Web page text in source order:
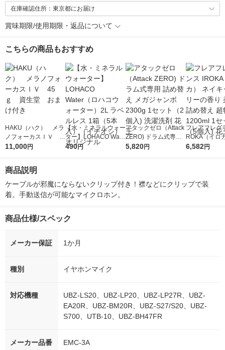
在庫確認住所：東京都にお届け
賞味期限/使用期限・返品について
こちらの商品もおすすめ
HAKU（ハク） メラ
ノフォーカスＩＶ 4
5ｇ 資生堂 おまけ
11,000円
【水・ミネラルウォー
ター】LOHACO Wate
r（ロハコウォータ
490円
アタックゼロ（Attack
ZERO) ドラム式専用
詰め替え メガジャン
5,820円
フレアフレグ
ROKA（イロ
イキッドリリ
6,582円
商品説明
ケーブルが邪魔にならないクリップ付き！襟などにクリップで装
着。手動送信が可能なマイクロホン。
商品仕様/スペック
メーカー保証 1か月
種別 イヤホンマイク
対応機種
UBZ-LS20、UBZ-LP20、UBZ-LP27R、UBZ-
EA20R、UBZ-BM20R、UBZ-S27/S20、UBZ-
S700、UTB-10、UBZ-BH47FR
メーカー品番 EMC-3A